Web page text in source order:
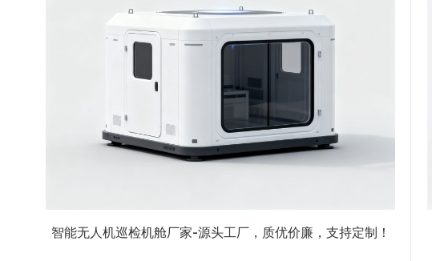
智能无人机巡检机舱厂家-源头工厂，质优价廉，支持定制！